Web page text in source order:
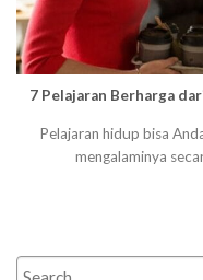
7 Pelajaran Berharga
Pelajaran hidup bisa
mengalaminya
Search